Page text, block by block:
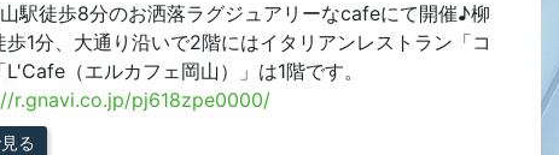
駅徒歩8分のお洒落ラグジュアリーなcafeにて開催♪柳
歩1分、大通り沿いで2階にはイタリアンレストラン「コ
（エルカフェ岡山）」は1階です。
r.gnavi.co.jp/pj618zpe0000/
る